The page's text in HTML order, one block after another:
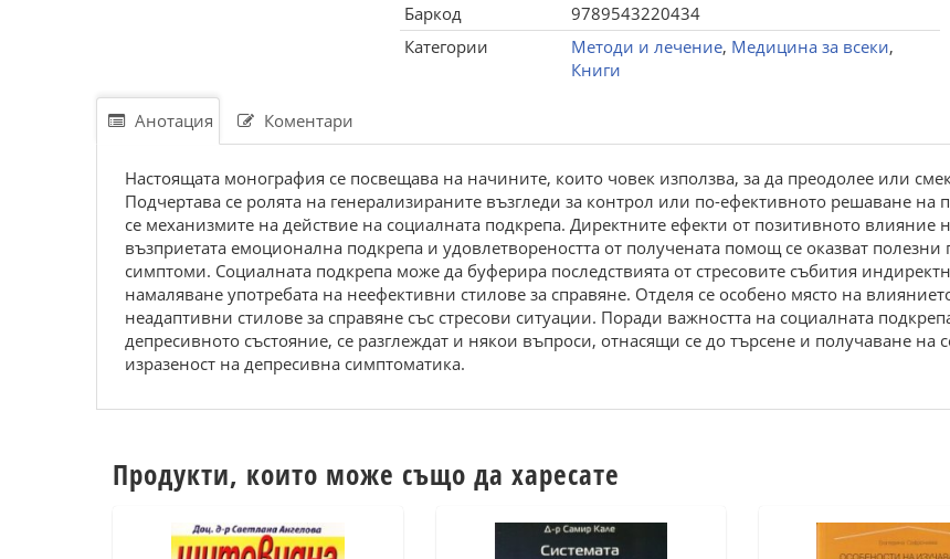
Баркод
9789543220434
Категории
Методи и лечение, Медицина за всеки,
Книги
Анотация Коментари
Настоящата монография се посвещава на начините, които човек използва, за да преодолее или
Подчертава се ролята на генерализираните възгледи за контрол или по-ефективното решаване
се механизмите на действие на социалната подкрепа. Директните ефекти от позитивното влияние
възприетата емоционална подкрепа и удовлетвореността от получената помощ се оказват
симптоми. Социалната подкрепа може да буферира последствията от стресовите събития
намаляване употребата на неефективни стилове за справяне. Отделя се особено място на
неадаптивни стилове за справяне със стресови ситуации. Поради важността на социалната
депресивното състояние, се разглеждат и някои въпроси, отнасящи се до търсене и получаване на
изразеност на депресивна симптоматика.
Продукти, които може също да харесате